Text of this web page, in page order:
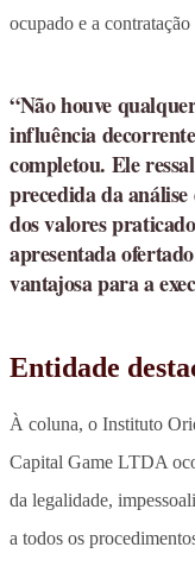
ocupado e a
“Não houve
influência
completou. Ele
precedida da
dos valores
apresentada
vantajosa para a
Entidade
À coluna, o Instituto
Capital Game LTDA
da legalidade,
a todos os